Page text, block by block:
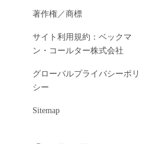
著作権／商標
サイト利用規約：ベックマ
ン・コールター株式会社
グローバルプライバシーポリ
シー
Sitemap